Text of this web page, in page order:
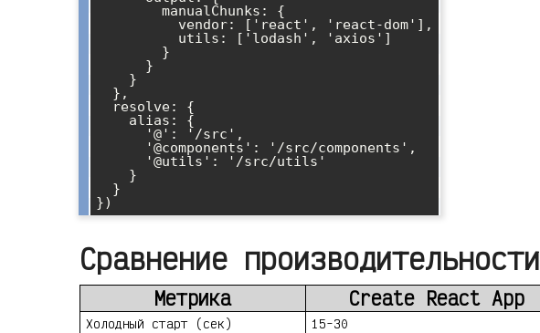
Сравнение производительности
Метрика Create React App
Холодный старт (сек) 15-30